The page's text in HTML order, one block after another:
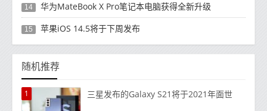
14 华为MateBook X Pro笔记本电脑获得全新升级
15 苹果iOS 14.5将于下周发布
随机推荐
1 三星发布的Galaxy S21将于2021年面世